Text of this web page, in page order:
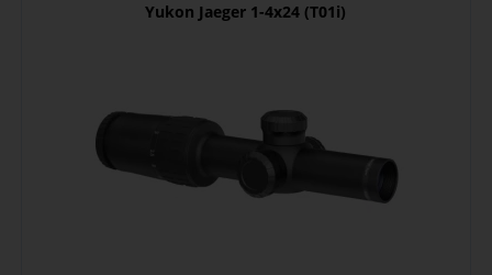
Yukon Jaeger 1-4x24 (T01i)